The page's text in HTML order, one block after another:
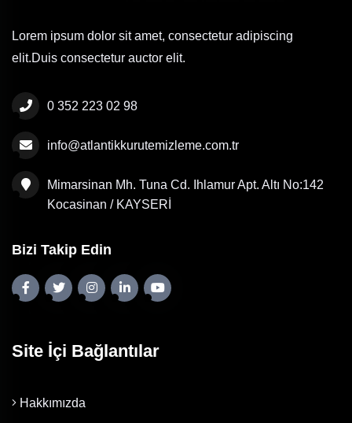
Lorem ipsum dolor sit amet, consectetur adipiscing
elit.Duis consectetur auctor elit.
0 352 223 02 98
info@atlantikkurutemizleme.com.tr
Mimarsinan Mh. Tuna Cd. Ihlamur Apt. Altı No:142
Kocasinan / KAYSERİ
Bizi Takip Edin
Site İçi Bağlantılar
Hakkımızda